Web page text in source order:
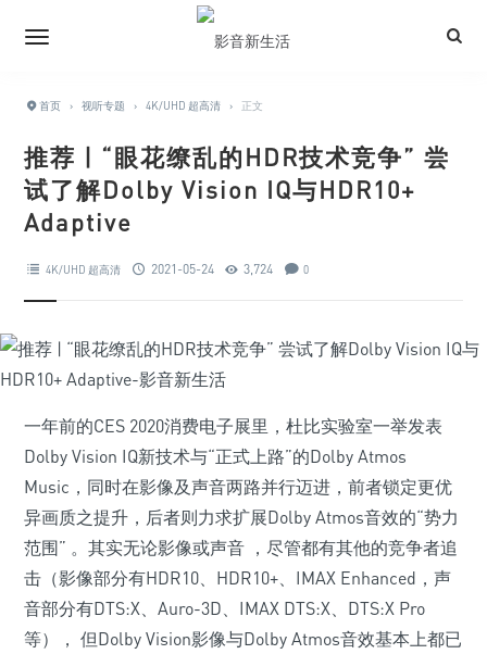
首页 › 视听专题 › 4K/UHD 超高清 › 正文
推荐 | “眼花缭乱的HDR技术竞争” 尝
试了解Dolby Vision IQ与HDR10+
Adaptive
4K/UHD 超高清 2021-05-24 3,724 0
一年前的CES 2020消费电子展里，杜比实验室一举发表
Dolby Vision IQ新技术与“正式上路”的Dolby Atmos
Music，同时在影像及声音两路并行迈进，前者锁定更优
异画质之提升，后者则力求扩展Dolby Atmos音效的“势力
范围” 。其实无论影像或声音 ，尽管都有其他的竞争者追
击（影像部分有HDR10、HDR10+、IMAX Enhanced，声
音部分有DTS:X、Auro-3D、IMAX DTS:X、DTS:X Pro
等）， 但Dolby Vision影像与Dolby Atmos音效基本上都已